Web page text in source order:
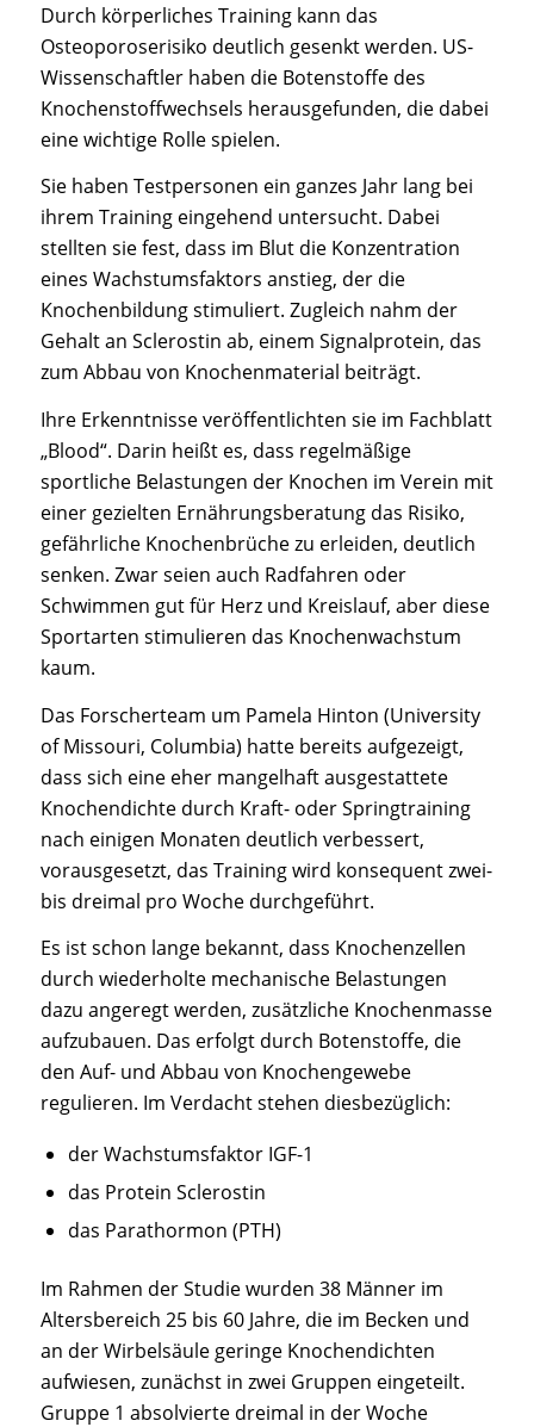
Durch körperliches Training kann das
Osteoporoserisiko deutlich gesenkt werden. US-
Wissenschaftler haben die Botenstoffe des
Knochenstoffwechsels herausgefunden, die dabei
eine wichtige Rolle spielen.
Sie haben Testpersonen ein ganzes Jahr lang bei
ihrem Training eingehend untersucht. Dabei
stellten sie fest, dass im Blut die Konzentration
eines Wachstumsfaktors anstieg, der die
Knochenbildung stimuliert. Zugleich nahm der
Gehalt an Sclerostin ab, einem Signalprotein, das
zum Abbau von Knochenmaterial beiträgt.
Ihre Erkenntnisse veröffentlichten sie im Fachblatt
„Blood“. Darin heißt es, dass regelmäßige
sportliche Belastungen der Knochen im Verein mit
einer gezielten Ernährungsberatung das Risiko,
gefährliche Knochenbrüche zu erleiden, deutlich
senken. Zwar seien auch Radfahren oder
Schwimmen gut für Herz und Kreislauf, aber diese
Sportarten stimulieren das Knochenwachstum
kaum.
Das Forscherteam um Pamela Hinton (University
of Missouri, Columbia) hatte bereits aufgezeigt,
dass sich eine eher mangelhaft ausgestattete
Knochendichte durch Kraft- oder Springtraining
nach einigen Monaten deutlich verbessert,
vorausgesetzt, das Training wird konsequent zwei-
bis dreimal pro Woche durchgeführt.
Es ist schon lange bekannt, dass Knochenzellen
durch wiederholte mechanische Belastungen
dazu angeregt werden, zusätzliche Knochenmasse
aufzubauen. Das erfolgt durch Botenstoffe, die
den Auf- und Abbau von Knochengewebe
regulieren. Im Verdacht stehen diesbezüglich:
der Wachstumsfaktor IGF-1
das Protein Sclerostin
das Parathormon (PTH)
Im Rahmen der Studie wurden 38 Männer im
Altersbereich 25 bis 60 Jahre, die im Becken und
an der Wirbelsäule geringe Knochendichten
aufwiesen, zunächst in zwei Gruppen eingeteilt.
Gruppe 1 absolvierte dreimal in der Woche